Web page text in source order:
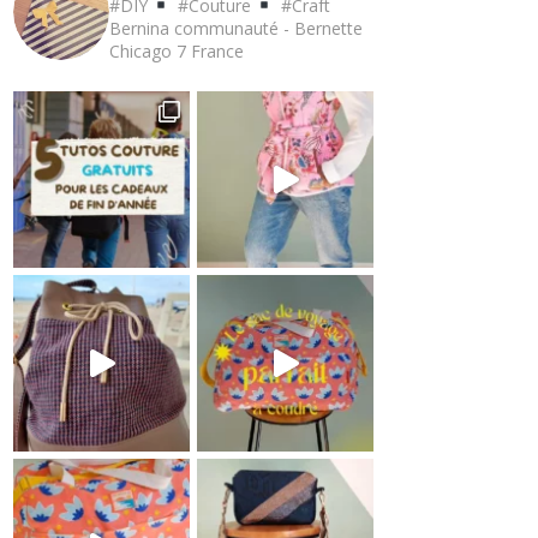
#DIY #Couture
#Craft
Bernina communauté - Bernette
Chicago 7France